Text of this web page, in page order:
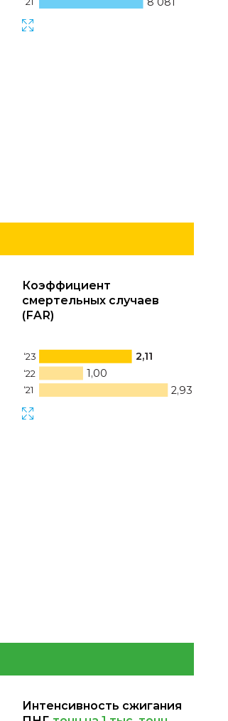
Коэффициент
смертельных случаев
(FAR)
‘23
‘22
‘21
2,11
1,00
2,93
Интенсивность сжигания